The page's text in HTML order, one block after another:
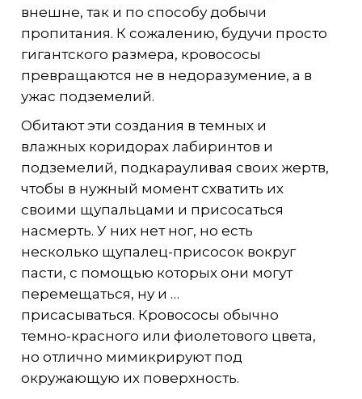
внешне, так и по способу добычи
пропитания. К сожалению, будучи просто
гигантского размера, кровососы
превращаются не в недоразумение, а в
ужас подземелий.
Обитают эти создания в темных и
влажных коридорах лабиринтов и
подземелий, подкарауливая своих жертв,
чтобы в нужный момент схватить их
своими щупальцами и присосаться
насмерть. У них нет ног, но есть
несколько щупалец-присосок вокруг
пасти, с помощью которых они могут
перемещаться, ну и …
присасываться. Кровососы обычно
темно-красного или фиолетового цвета,
но отлично мимикрируют под
окружающую их поверхность.